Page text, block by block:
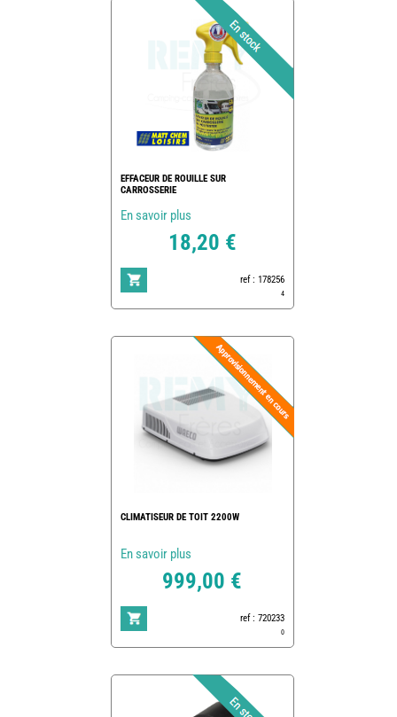
EFFACEUR DE ROUILLE SUR
CARROSSERIE
En savoir plus
18,20 €
ref : 178256
4
CLIMATISEUR DE TOIT 2200W
En savoir plus
999,00 €
ref : 720233
0